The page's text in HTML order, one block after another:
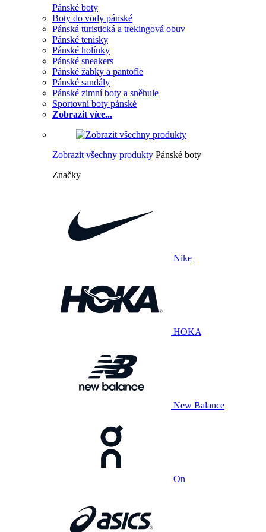
Pánské boty
Boty do vody pánské
Pánská turistická a trekingová obuv
Pánské tenisky
Pánské holínky
Pánské sneakers
Pánské žabky a pantofle
Pánské sandály
Pánské zimní boty a sněhule
Sportovní boty pánské
Zobrazit více...
Zobrazit všechny produkty Pánské boty
Značky
Nike
HOKA
New Balance
On